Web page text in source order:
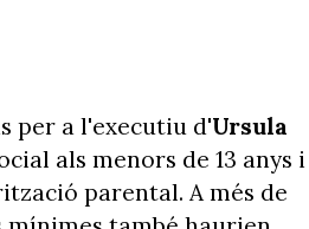
per a l'executiu d'Ursula
als menors de 13 anys i
parental. A més de